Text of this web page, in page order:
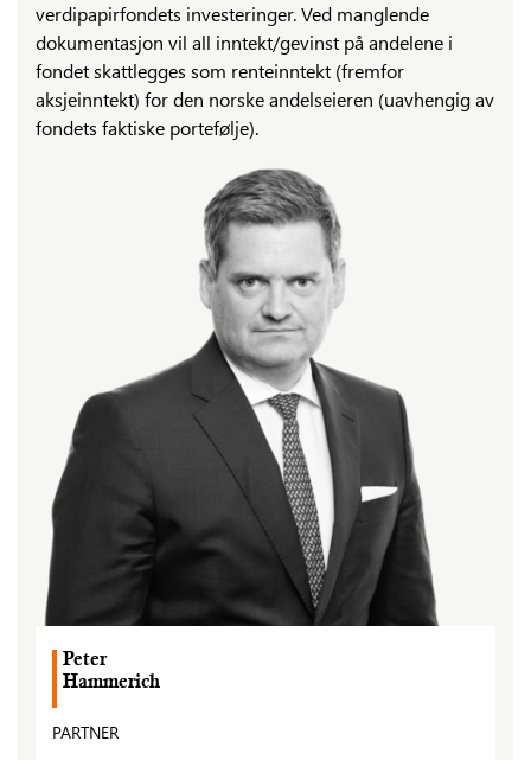
verdipapirfondets investeringer. Ved manglende
dokumentasjon vil all inntekt/gevinst på andelene i
fondet skattlegges som renteinntekt (fremfor
aksjeinntekt) for den norske andelseieren (uavhengig av
fondets faktiske portefølje).
Peter
Hammerich
PARTNER